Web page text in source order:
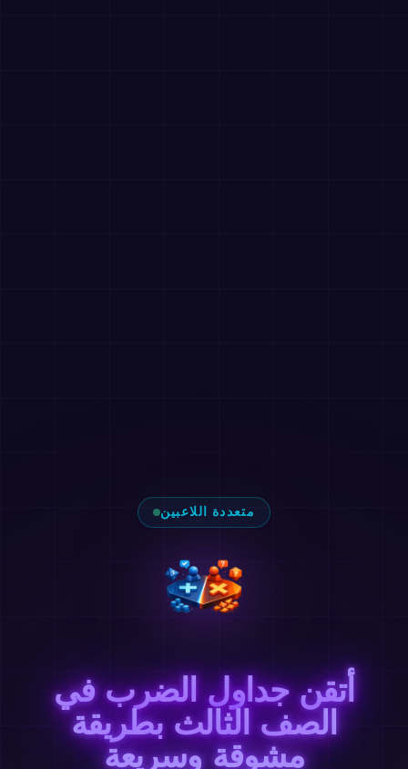
متعددة اللاعبين
أتقن جداول الضرب في
الصف الثالث بطريقة
مشوقة وسريعة